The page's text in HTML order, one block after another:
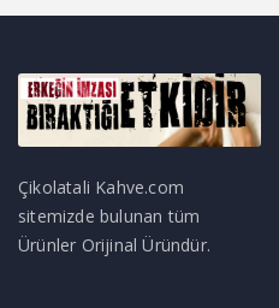
Çikolatali Kahve.com
sitemizde bulunan tüm
Ürünler Orijinal Üründür.